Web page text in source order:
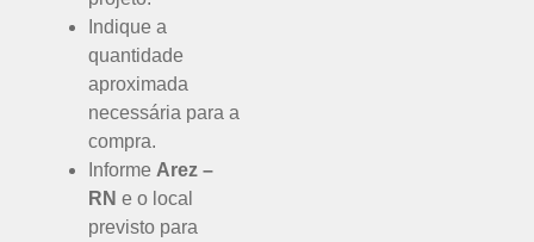
Indique a
quantidade
aproximada
necessária para a
compra.
Informe Arez –
RN e o local
previsto para